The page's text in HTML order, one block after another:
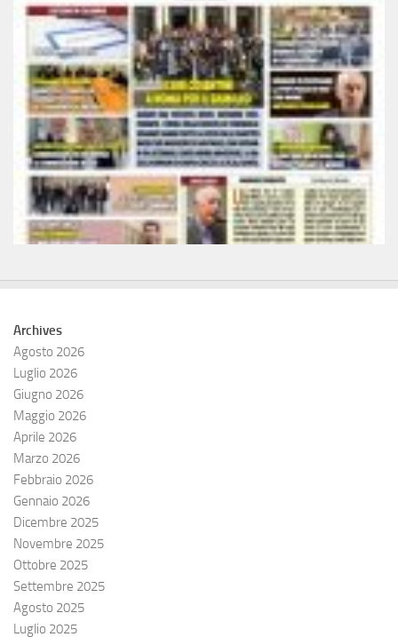
Archives
Agosto 2026
Luglio 2026
Giugno 2026
Maggio 2026
Aprile 2026
Marzo 2026
Febbraio 2026
Gennaio 2026
Dicembre 2025
Novembre 2025
Ottobre 2025
Settembre 2025
Agosto 2025
Luglio 2025